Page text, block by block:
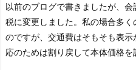
以前のブログで書きましたが、
税に変更しました。 私の場合多く
のですが、交通費はそもそも表
応のためは割り戻して本体価格を